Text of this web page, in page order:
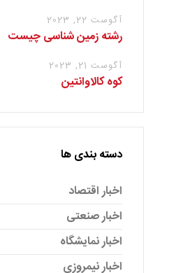
آگوست 22, 2023
رشته زمین شناسی چیست
آگوست 21, 2023
کوه کالاوانتین
دسته بندی ها
اخبار اقتصاد
اخبار صنعتی
اخبار نمایشگاه
اخبار نیمروزی